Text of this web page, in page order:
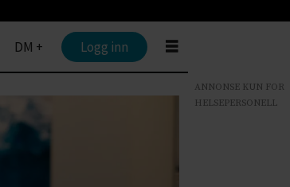
DM + Logg inn
ANNONSE KUN FOR
HELSEPERSONELL